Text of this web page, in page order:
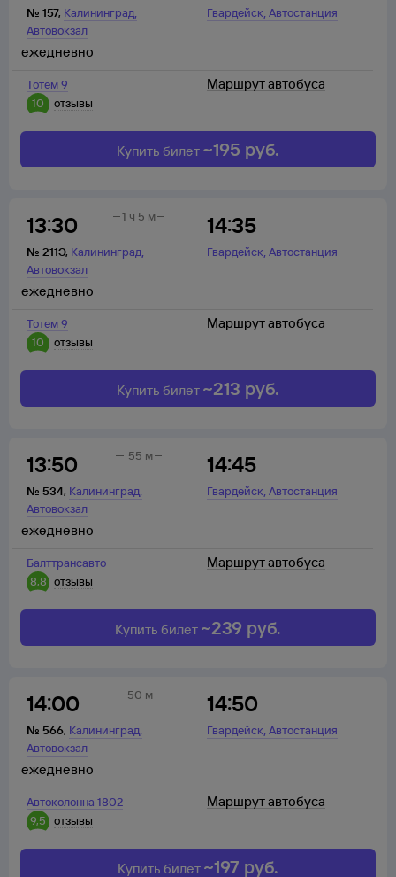
№ 157, Калининград,
Автовокзал
Гвардейск,Автостанция
Тотем 9
10
отзывы
ежедневно
Маршрут автобуса
Купить билет ~195 руб.
13:30
№ 211Э, Калининград,
Автовокзал
14:35
Гвардейск,Автостанция
1 ч 5 м
Тотем 9
10
отзывы
ежедневно
Маршрут автобуса
Купить билет ~213 руб.
13:50
№ 534, Калининград,
Автовокзал
14:45
Гвардейск,Автостанция
55 м
Балттрансавто
8,8 отзывы
ежедневно
Маршрут автобуса
Купить билет ~239 руб.
14:00
№ 566, Калининград,
Автовокзал
14:50
Гвардейск,Автостанция
50 м
Автоколонна 1802
9,5
отзывы
ежедневно
Маршрут автобуса
Купить билет ~197 руб.